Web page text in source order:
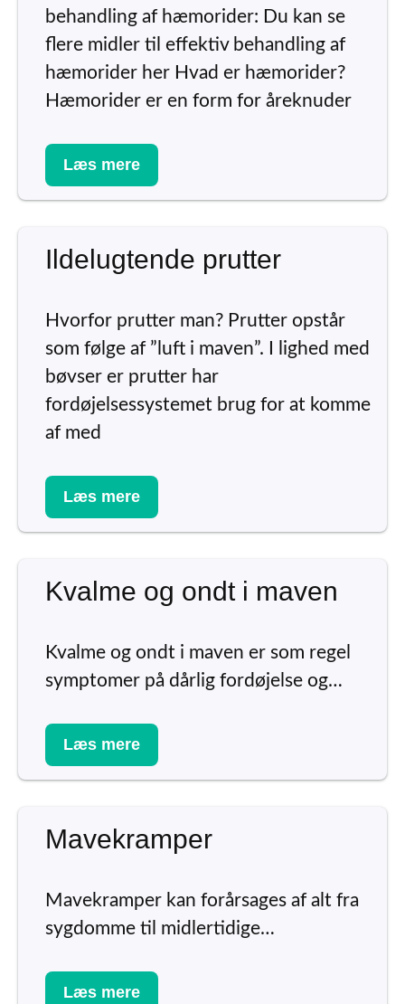
behandling af hæmorider: Du kan se
flere midler til effektiv behandling af
hæmorider her Hvad er hæmorider?
Hæmorider er en form for åreknuder
Læs mere
Ildelugtende prutter
Hvorfor prutter man? Prutter opstår
som følge af ”luft i maven”. I lighed med
bøvser er prutter har
fordøjelsessystemet brug for at komme
af med
Læs mere
Kvalme og ondt i maven
Kvalme og ondt i maven er som regel
symptomer på dårlig fordøjelse og…
Læs mere
Mavekramper
Mavekramper kan forårsages af alt fra
sygdomme til midlertidige…
Læs mere